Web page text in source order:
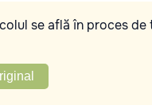
se află în proces